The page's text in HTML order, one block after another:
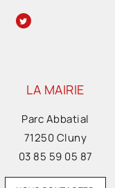
LA MAIRIE
Parc Abbatial
71250 Cluny
03 85 59 05 87